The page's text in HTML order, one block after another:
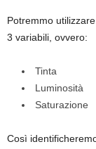
Potremmo
3 variabili, ovvero:
Tinta
Luminosità
Saturazione
Così